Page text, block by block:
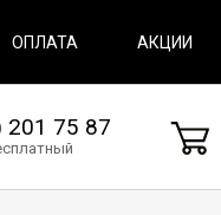
ОПЛАТА АКЦИИ
201 75 87